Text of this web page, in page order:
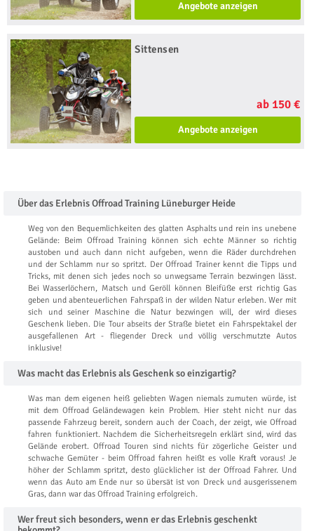
Angebote anzeigen
Sittensen
ab 150 €
Angebote anzeigen
Über das Erlebnis Offroad Training Lüneburger Heide
Weg von den Bequemlichkeiten des glatten Asphalts und rein ins unebene
Gelände: Beim Offroad Training können sich echte Männer so richtig
austoben und auch dann nicht aufgeben, wenn die Räder durchdrehen
und der Schlamm nur so spritzt. Der Offroad Trainer kennt die Tipps und
Tricks, mit denen sich jedes noch so unwegsame Terrain bezwingen lässt.
Bei Wasserlöchern, Matsch und Geröll können Bleifüße erst richtig Gas
geben und abenteuerlichen Fahrspaß in der wilden Natur erleben. Wer mit
sich und seiner Maschine die Natur bezwingen will, der wird dieses
Geschenk lieben. Die Tour abseits der Straße bietet ein Fahrspektakel der
ausgefallenen Art - fliegender Dreck und völlig verschmutzte Autos
inklusive!
Was macht das Erlebnis als Geschenk so einzigartig?
Was man dem eigenen heiß geliebten Wagen niemals zumuten würde, ist
mit dem Offroad Geländewagen kein Problem. Hier steht nicht nur das
passende Fahrzeug bereit, sondern auch der Coach, der zeigt, wie Offroad
fahren funktioniert. Nachdem die Sicherheitsregeln erklärt sind, wird das
Gelände erobert. Offroad Touren sind nichts für zögerliche Geister und
schwache Gemüter - beim Offroad fahren heißt es volle Kraft voraus! Je
höher der Schlamm spritzt, desto glücklicher ist der Offroad Fahrer. Und
wenn das Auto am Ende nur so übersät ist von Dreck und ausgerissenem
Gras, dann war das Offroad Training erfolgreich.
Wer freut sich besonders, wenn er das Erlebnis geschenkt